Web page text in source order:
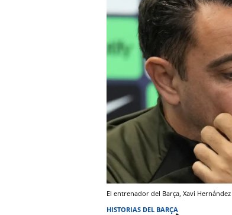
El entrenador del Barça, Xavi Hernández
HISTORIAS DEL BARÇA